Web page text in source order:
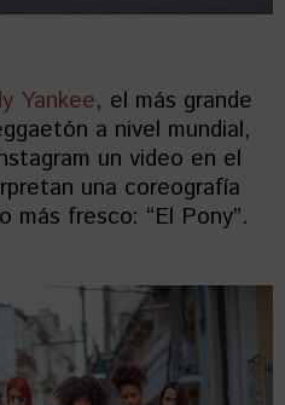
Yankee, el más grande
a nivel mundial,
un video en el
una coreografía
más fresco: “El Pony”.